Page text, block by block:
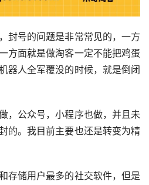
封号的问题是非常常见的，一方
方面就是做淘客一定不能把鸡蛋
器人全军覆没的时候，就是倒闭
，公众号，小程序也做，并且未
的。我目前主要也还是转变为精
存储用户最多的社交软件，但是